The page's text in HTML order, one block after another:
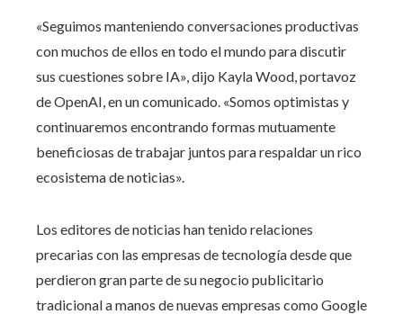
«Seguimos manteniendo conversaciones productivas
con muchos de ellos en todo el mundo para discutir
sus cuestiones sobre IA», dijo Kayla Wood, portavoz
de OpenAI, en un comunicado. «Somos optimistas y
continuaremos encontrando formas mutuamente
beneficiosas de trabajar juntos para respaldar un rico
ecosistema de noticias».
Los editores de noticias han tenido relaciones
precarias con las empresas de tecnología desde que
perdieron gran parte de su negocio publicitario
tradicional a manos de nuevas empresas como Google